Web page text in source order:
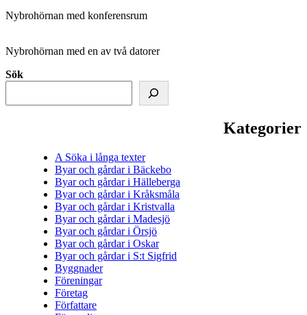
Nybrohörnan med konferensrum
Nybrohörnan med en av två datorer
Sök
Kategorier
A Söka i långa texter
Byar och gårdar i Bäckebo
Byar och gårdar i Hälleberga
Byar och gårdar i Kråksmåla
Byar och gårdar i Kristvalla
Byar och gårdar i Madesjö
Byar och gårdar i Örsjö
Byar och gårdar i Oskar
Byar och gårdar i S:t Sigfrid
Byggnader
Föreningar
Företag
Författare